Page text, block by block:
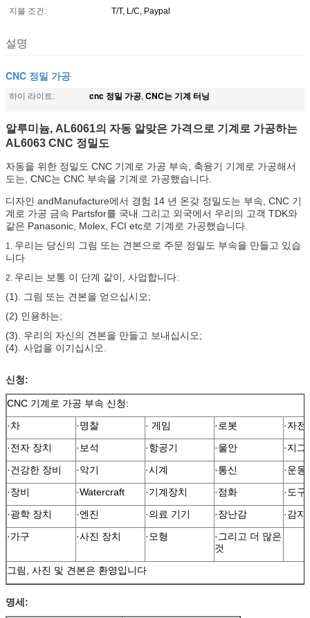
지불 조건:
T/T, L/C, Paypal
설명
CNC 정밀 가공
하이 라이트: cnc 정밀 가공, CNC는 기계 터닝
알루미늄, AL6061의 자동 알맞은 가격으로 기계로 가공하는
AL6063 CNC 정밀도
자동을 위한 정밀도 CNC 기계로 가공 부속, 축융기 기계로 가공해서
도는, CNC는 CNC 부속을 기계로 가공했습니다.
디자인 andManufacture에서 경험 14 년 온갖 정밀도는 부속, CNC 기
계로 가공 금속 Partsfor를 국내 그리고 외국에서 우리의 고객 TDK와
같은 Panasonic, Molex, FCI etc로 기계로 가공했습니다.
1. 우리는 당신의 그림 또는 견본으로 주문 정밀도 부속을 만들고 있습
니다
2. 우리는 보통 이 단계 같이, 사업합니다:
(1). 그림 또는 견본을 얻으십시오;
(2) 인용하는;
(3). 우리의 자신의 견본을 만들고 보내십시오;
(4). 사업을 이기십시오.
신청:
CNC 기계로 가공 부속 신청:
·차
·명찰 · 게임 ·로봇
·자전
·전자 장치
·보석 ·항공기 ·울안
·지그
·건강한 장비
·악기 ·시계 ·통신
·운동
·장비
·Watercraft ·기계장치 ·점화
·도
·광학 장치
·엔진 ·의료 기기 ·장난감
·감지
·가구
·사진 장치 ·모형
·그리고 더 많은
것
그림, 사진 및 견본은 환영입니다
명세: